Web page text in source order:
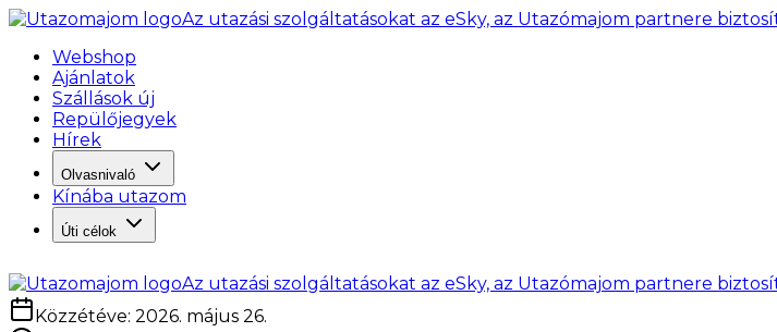
Az utazási szolgáltatásokat az eSky, az Utazómajom partnere
Webshop
Ajánlatok
Szállások új
Repülőjegyek
Hírek
Olvasnivaló
Kínába utazom
Úti célok
Az utazási szolgáltatásokat az eSky, az Utazómajom partnere
Közzétéve: 2026. május 26.